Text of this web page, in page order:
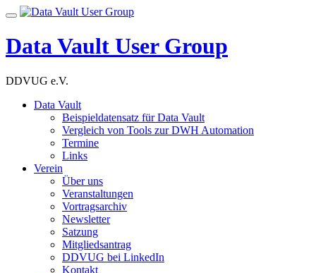
Skip
content
Toggle
Data Vault User Group
DDVUG e.V.
Data Vault
Beispieldatensatz für Data Vault
Vergleich von Tools zur DWH Automation
Termine
Links
Verein
Über uns
Veranstaltungen
Vortragsarchiv
Newsletter
Satzung
Mitgliedsantrag
DDVUG bei LinkedIn
Kontakt